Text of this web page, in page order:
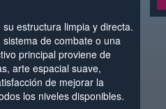
estructura limpia y directa.
de combate o una
principal proviene de
arte espacial suave,
de mejorar la
los niveles disponibles.